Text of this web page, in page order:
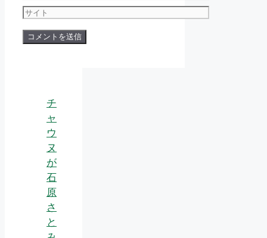
ー
ル
サ
ト
チ
ャ
ウ
ヌ
が
石
原
さ
と